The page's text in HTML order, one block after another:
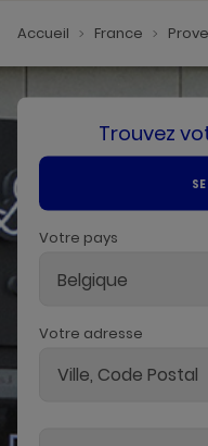
Accueil France
Trouvez
Votre pays
Belgique
Votre adresse